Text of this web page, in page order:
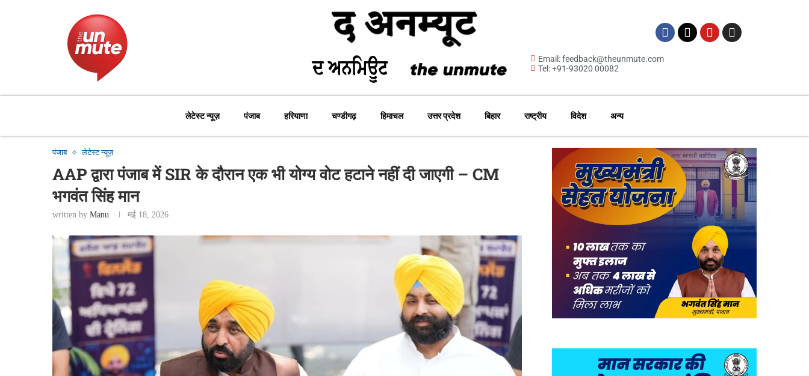
Email: feedback@theunmute.com
Tel: +91-93020 00082
लेटेस्ट न्यूज़ पंजाब हरियाणा चण्डीगढ़ हिमाचल उत्तर प्रदेश बिहार राष्ट्रीय विदेश अन्य
पंजाब लेटेस्ट न्यूज़
AAP द्वारा पंजाब में SIR के दौरान एक भी योग्य वोट हटाने नहीं दी जाएगी – CM
भगवंत सिंह मान
written by Manu मई 18, 2026